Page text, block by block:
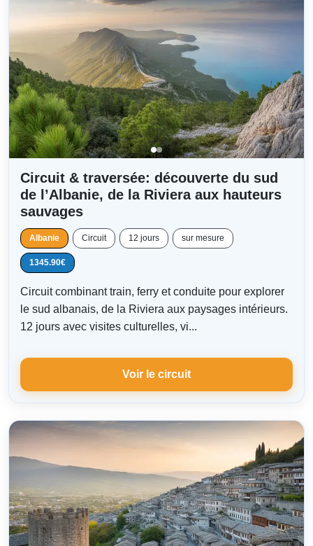
Circuit & traversée: découverte du sud
de l’Albanie, de la Riviera aux hauteurs
sauvages
Albanie Circuit 12 jours sur mesure
1345.90€
Circuit combinant train, ferry et conduite pour explorer
le sud albanais, de la Riviera aux paysages intérieurs.
12 jours avec visites culturelles, vi...
Voir le circuit